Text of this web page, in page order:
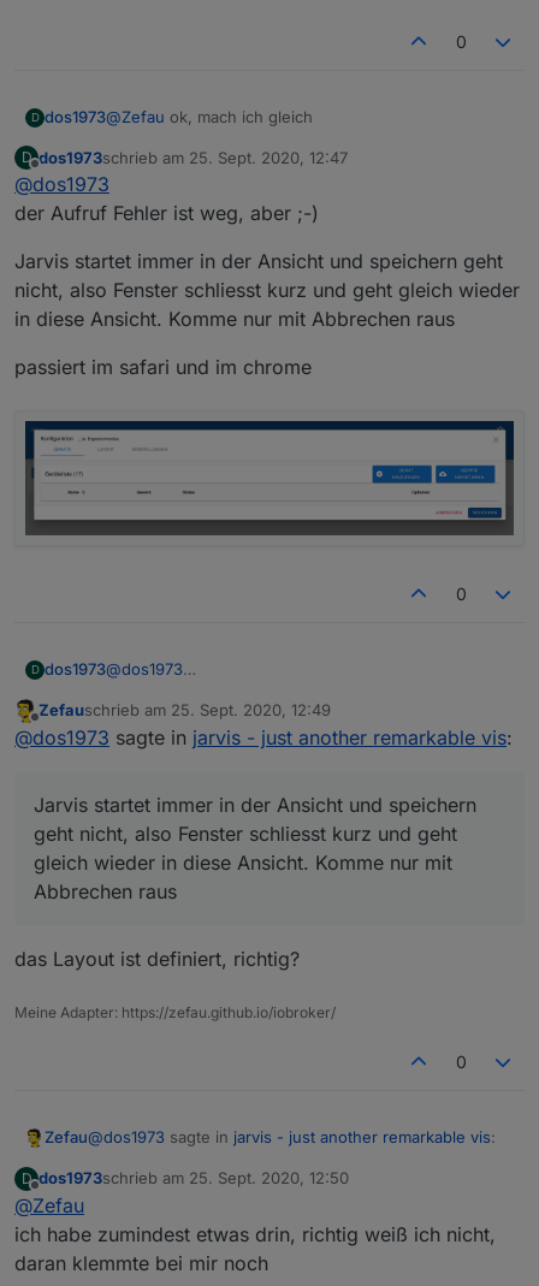
0
D dos1973@Zefau ok, mach ich gleich
D
Offline
dos1973schrieb am 25. Sept. 2020, 12:47
zuletzt editiert von
@dos1973
der Aufruf Fehler ist weg, aber ;-)
Jarvis startet immer in der Ansicht und speichern geht
nicht, also Fenster schliesst kurz und geht gleich wieder
in diese Ansicht. Komme nur mit Abbrechen raus
passiert im safari und im chrome
0
D dos1973@dos1973
Jarvis startet immer in der Ansicht und speichern geht
nicht, also Fenster schliesst kurz und geht gleich
Offline
Zefauschrieb am 25. Sept. 2020, 12:49
zuletzt editiert von
@dos1973 sagte in jarvis - just another remarkable vis:
Jarvis startet immer in der Ansicht und speichern
geht nicht, also Fenster schliesst kurz und geht
gleich wieder in diese Ansicht. Komme nur mit
Abbrechen raus
das Layout ist definiert, richtig?
Meine Adapter: https://zefau.github.io/iobroker/
0
Zefau@dos1973 sagte in jarvis - just another remarkable vis:
geht nicht, also Fenster schliesst kurz und geht
gleich wieder in diese Ansicht. Komme nur mit
Abbrechen raus
das Layout ist definiert, richtig?
D
Offline
dos1973schrieb am 25. Sept. 2020, 12:50
zuletzt editiert von
@Zefau
ich habe zumindest etwas drin, richtig weiß ich nicht,
daran klemmte bei mir noch